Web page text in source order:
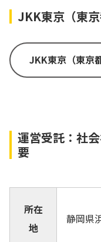
JKK東京（東
JKK東京（東京
運営受託：社
要
所在
地
静岡県